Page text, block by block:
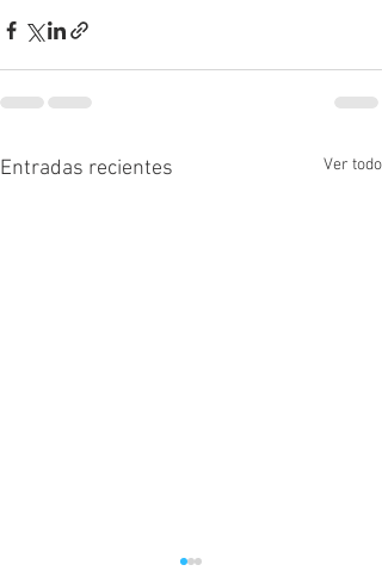
Entradas recientes Ver todo